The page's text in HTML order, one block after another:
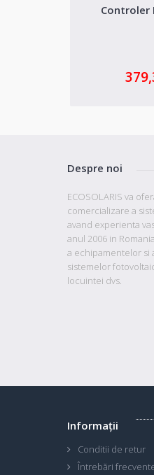
Controler
Despre noi
ECOSOLARIS va
comercializare a
avand experienta
anul 2006 in
a echipamentelor si
sistemelor
locuintei dvs.
Informaţii
Conditii de retur
Întrebări